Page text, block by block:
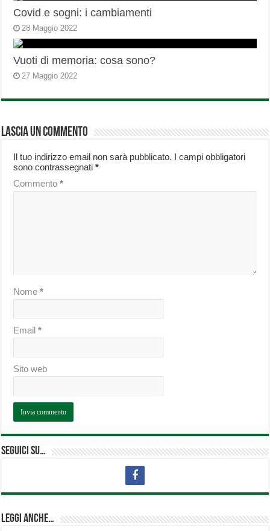
Covid e sogni: i cambiamenti
28 Maggio 2022
Vuoti di memoria: cosa sono?
27 Maggio 2022
Lascia un commento
Il tuo indirizzo email non sarà pubblicato. I campi obbligatori
sono contrassegnati*
Commento*
Nome*
Email*
Sito web
Seguici su…
Leggi anche…